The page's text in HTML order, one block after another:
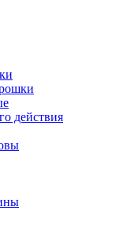
действия